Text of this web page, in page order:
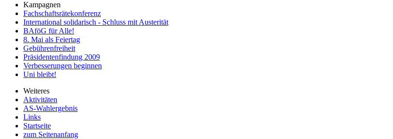
Kampagnen
Fachschaftsrätekonferenz
International solidarisch - Schluss mit Austerität
BAföG für Alle!
8. Mai als Feiertag
Gebührenfreiheit
Präsidentenfindung 2009
Verbesserungen beginnen
Uni bleibt!
Weiteres
Aktivitäten
AS-Wahlergebnis
Links
Startseite
zum Seitenanfang